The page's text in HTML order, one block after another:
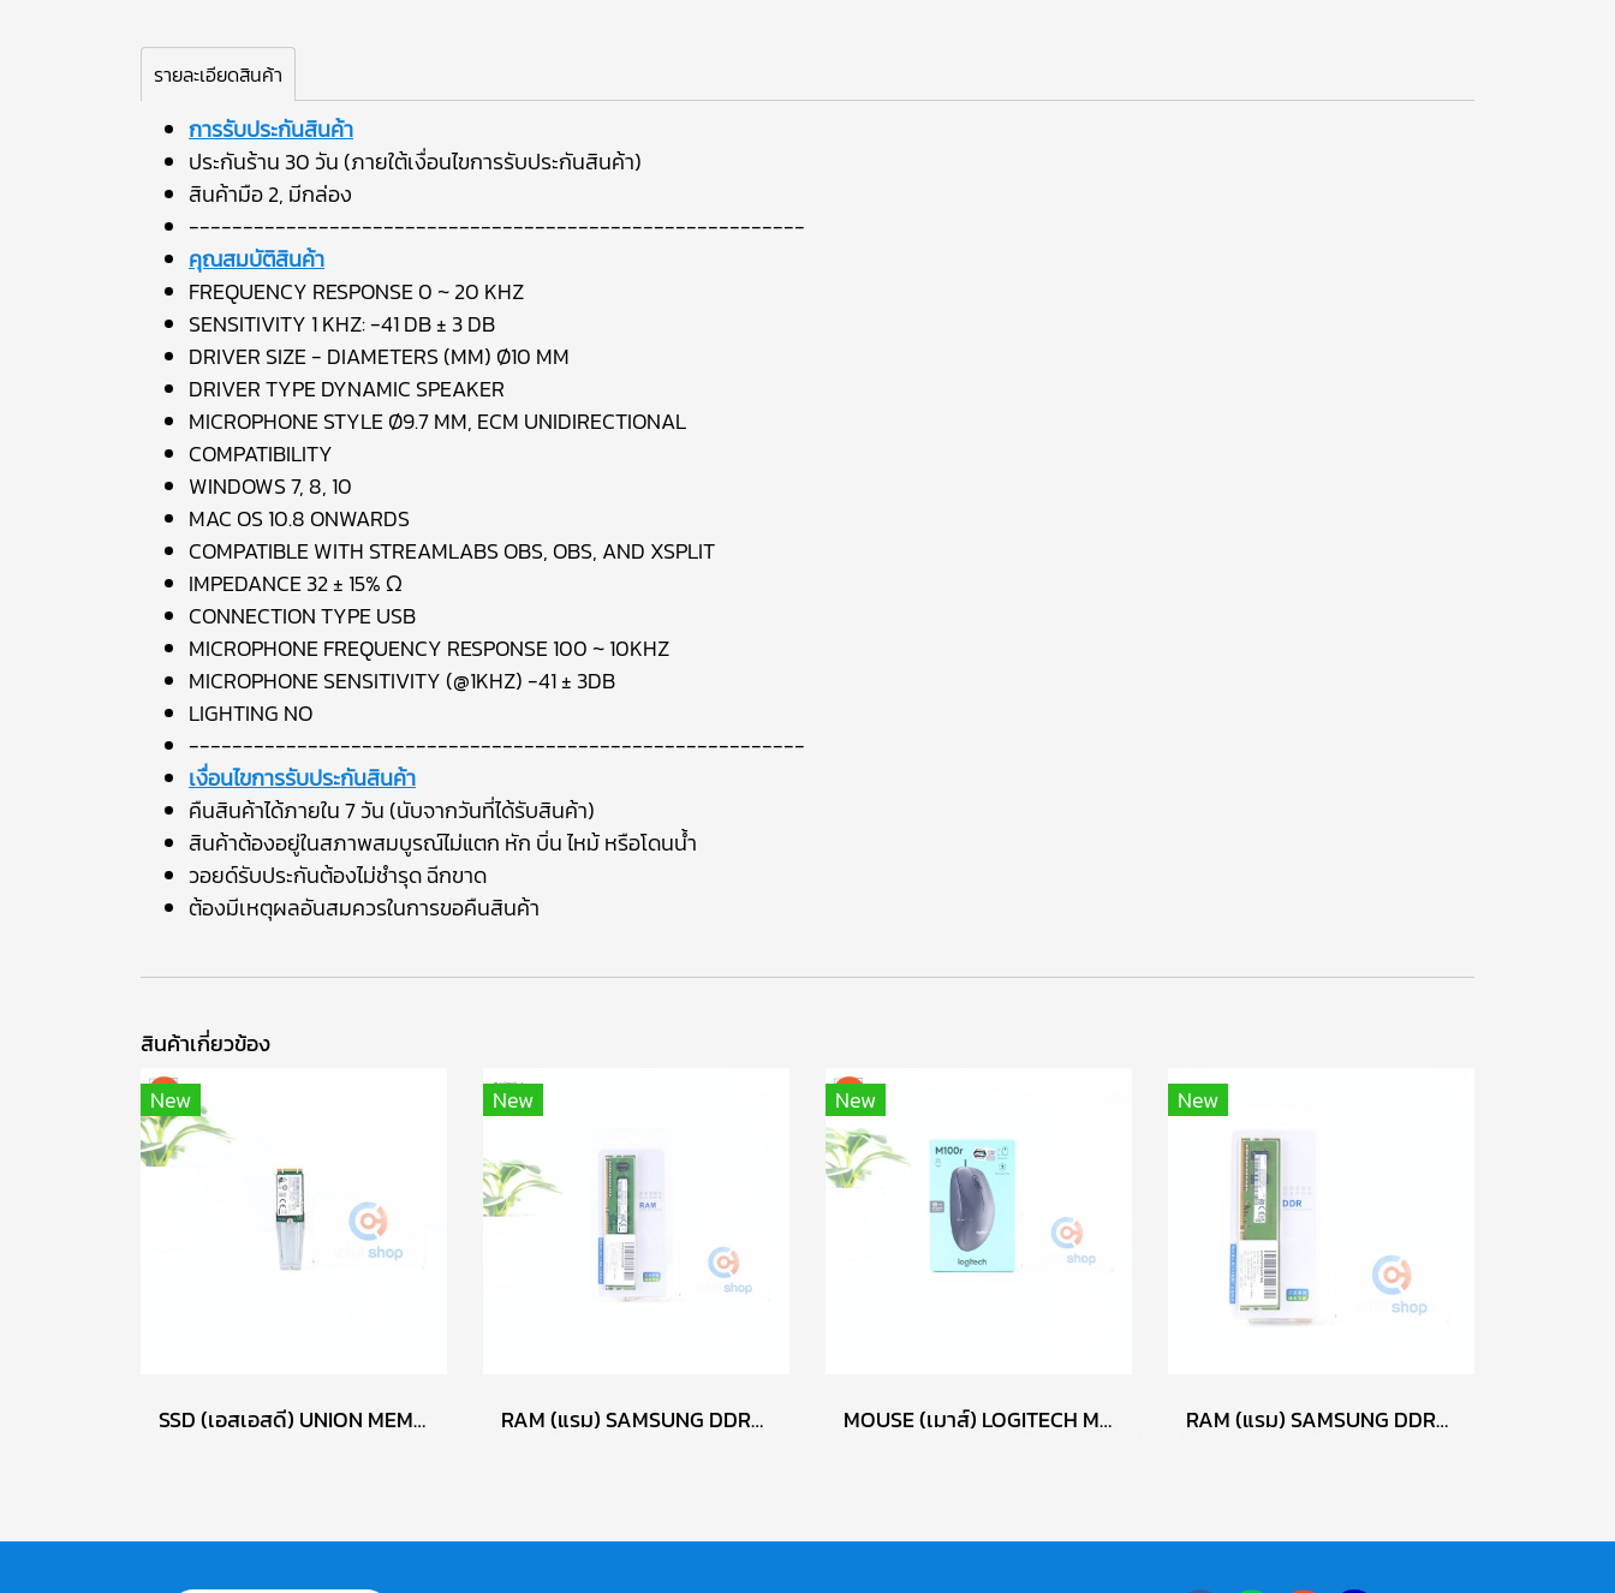
รายละเอียดสินค้า
การรับประกันสินค้า
ประกันร้าน 30 วัน (ภายใต้เงื่อนไขการรับประกันสินค้า)
สินค้ามือ 2, มีกล่อง
---------------------------------------------------------
คุณสมบัติสินค้า
FREQUENCY RESPONSE 0 ~ 20 KHZ
SENSITIVITY 1 KHZ: -41 DB ± 3 DB
DRIVER SIZE - DIAMETERS (MM) Ø10 MM
DRIVER TYPE DYNAMIC SPEAKER
MICROPHONE STYLE Ø9.7 MM, ECM UNIDIRECTIONAL
COMPATIBILITY
WINDOWS 7, 8, 10
MAC OS 10.8 ONWARDS
COMPATIBLE WITH STREAMLABS OBS, OBS, AND XSPLIT
IMPEDANCE 32 ± 15% Ω
CONNECTION TYPE USB
MICROPHONE FREQUENCY RESPONSE 100 ~ 10KHZ
MICROPHONE SENSITIVITY (@1KHZ) -41 ± 3DB
LIGHTING NO
---------------------------------------------------------
เงื่อนไขการรับประกันสินค้า
คืนสินค้าได้ภายใน 7 วัน (นับจากวันที่ได้รับสินค้า)
สินค้าต้องอยู่ในสภาพสมบูรณ์ไม่แตก หัก บิ่น ไหม้ หรือโดนน้ำ
วอยด์รับประกันต้องไม่ชำรุด ฉีกขาด
ต้องมีเหตุผลอันสมควรในการขอคืนสินค้า
สินค้าเกี่ยวข้อง
New
SSD (เอสเอสดี) UNION MEMORY AM610 256GB PCIe NVMe M.2 2242 P17765
New
RAM (แรม) SAMSUNG DDR3 4GB (4GBX1) 1600MHz 8CHIP (ของใหม่) P17764
New
MOUSE (เมาส์) LOGITECH M100R (BLACK) P13638
New
RAM (แรม) SAMSUNG DDR4 4GB (4GBX1) 2666MHz 16CHIP (ของใหม่) P17763